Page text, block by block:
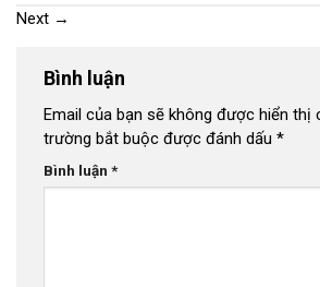
Next →
Bình luận
Email của bạn sẽ không được hiển thị
trường bắt buộc được đánh dấu *
Bình luận *